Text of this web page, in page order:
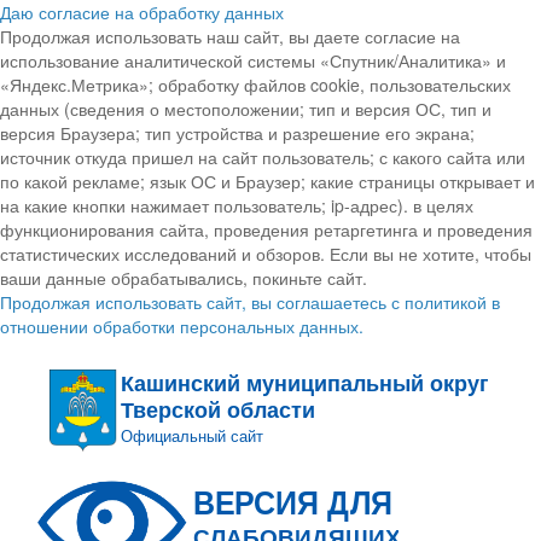
Даю согласие на обработку данных
Продолжая использовать наш сайт, вы даете согласие на
использование аналитической системы «Спутник/Аналитика» и
«Яндекс.Метрика»; обработку файлов cookie, пользовательских
данных (сведения о местоположении; тип и версия ОС, тип и
версия Браузера; тип устройства и разрешение его экрана;
источник откуда пришел на сайт пользователь; с какого сайта или
по какой рекламе; язык ОС и Браузер; какие страницы открывает и
на какие кнопки нажимает пользователь; ip-адрес). в целях
функционирования сайта, проведения ретаргетинга и проведения
статистических исследований и обзоров. Если вы не хотите, чтобы
ваши данные обрабатывались, покиньте сайт.
Продолжая использовать сайт, вы соглашаетесь с политикой в
отношении обработки персональных данных.